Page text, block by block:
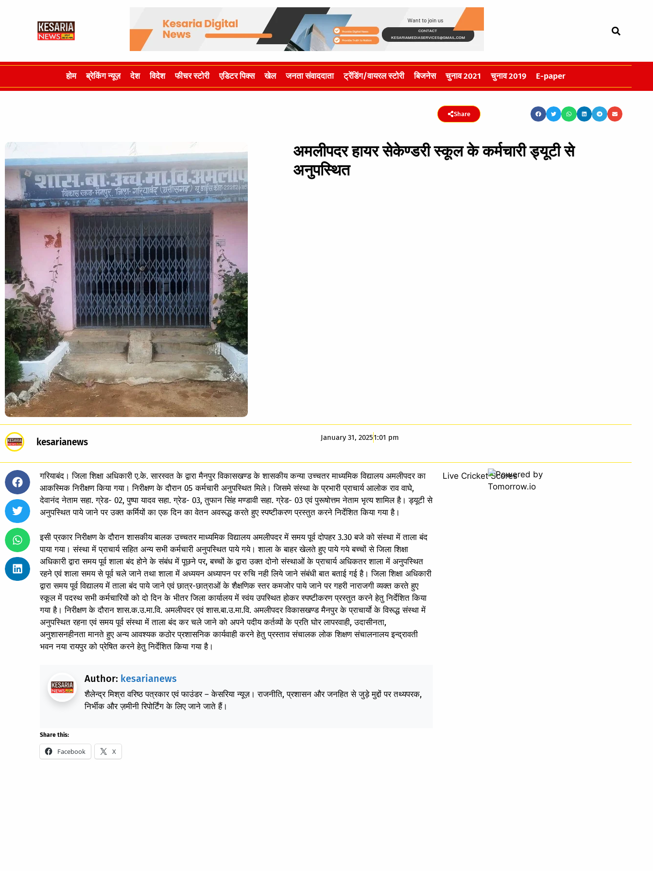
होम ब्रेकिंग न्यूज़ देश विदेश फीचर स्टोरी एडिटर पिक्स खेल जनता संवाददाता ट्रेंडिंग/वायरल स्टोरी बिजनेस चुनाव 2021 चुनाव 2019 E-paper
Share
अमलीपदर हायर सेकेण्डरी स्कूल के कर्मचारी ड्यूटी से
अनुपस्थित
kesarianews January 31, 20251:01 pm
गरियाबंद। जिला शिक्षा अधिकारी ए.के. सारस्वत के द्वारा मैनपुर विकासखण्ड के शासकीय कन्या उच्चतर माध्यमिक विद्यालय अमलीपदर का
आकस्मिक निरीक्षण किया गया। निरीक्षण के दौरान 05 कर्मचारी अनुपस्थित मिले। जिसमे संस्था के प्रभारी प्राचार्य आलोक राव वाघे,
देवानंद नेताम सहा. ग्रेड- 02, पुष्पा यादव सहा. ग्रेड- 03, तुफान सिंह मण्डावी सहा. ग्रेड- 03 एवं पुरूषोत्तम नेताम भृत्य शामिल है। ड्यूटी से
अनुपस्थित पाये जाने पर उक्त कर्मियों का एक दिन का वेतन अवरूद्ध करते हुए स्पष्टीकरण प्रस्तुत करने निर्देशित किया गया है।
इसी प्रकार निरीक्षण के दौरान शासकीय बालक उच्चतर माध्यमिक विद्यालय अमलीपदर में समय पूर्व दोपहर 3.30 बजे को संस्था में ताला बंद
पाया गया। संस्था में प्राचार्य सहित अन्य सभी कर्मचारी अनुपस्थित पाये गये। शाला के बाहर खेलते हुए पाये गये बच्चों से जिला शिक्षा
अधिकारी द्वारा समय पूर्व शाला बंद होने के संबंध में पूछने पर, बच्चों के द्वारा उक्त दोनो संस्थाओं के प्राचार्य अधिकतर शाला में अनुपस्थित
रहने एवं शाला समय से पूर्व चले जाने तथा शाला में अध्ययन अध्यापन पर रुचि नही लिये जाने संबंधी बात बताई गई है। जिला शिक्षा अधिकारी
द्वारा समय पूर्व विद्यालय में ताला बंद पाये जाने एवं छात्र-छात्राओं के शैक्षणिक स्तर कमजोर पाये जाने पर गहरी नाराजगी व्यक्त करते हुए
स्कूल में पदस्थ सभी कर्मचारियों को दो दिन के भीतर जिला कार्यालय में स्वंय उपस्थित होकर स्पष्टीकरण प्रस्तुत करने हेतु निर्देशित किया
गया है। निरीक्षण के दौरान शास.क.उ.मा.वि. अमलीपदर एवं शास.बा.उ.मा.वि. अमलीपदर विकासखण्ड मैनपुर के प्राचार्याे के विरूद्ध संस्था में
अनुपस्थित रहना एवं समय पूर्व संस्था में ताला बंद कर चले जाने को अपने पदीय कर्तव्यों के प्रति घोर लापरवाही, उदासीनता,
अनुशासनहीनता मानते हुए अन्य आवश्यक कठोर प्रशासनिक कार्यवाही करने हेतु प्रस्ताव संचालक लोक शिक्षण संचालनालय इन्द्रावती
भवन नया रायपुर को प्रेषित करने हेतु निर्देशित किया गया है।
Author: kesarianews
शैलेन्द्र मिश्रा वरिष्ठ पत्रकार एवं फाउंडर – केसरिया न्यूज़। राजनीति, प्रशासन और जनहित से जुड़े मुद्दों पर तथ्यपरक,
निर्भीक और ज़मीनी रिपोर्टिंग के लिए जाने जाते हैं।
Share this:
Facebook X
Live Cricket Scores